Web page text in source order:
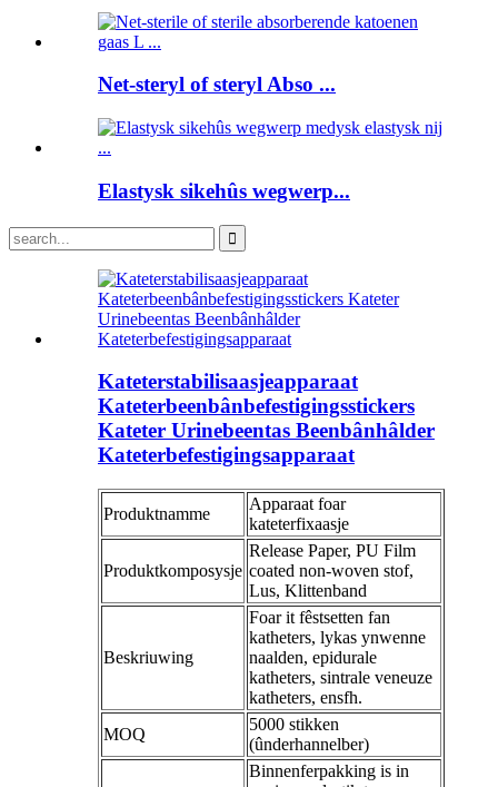
Net-steryl of steryl Abso ...
Elastysk sikehûs wegwerp...
Kateterstabilisaasjeapparaat
Kateterbeenbânbefestigingsstickers
Kateter Urinebeentas Beenbânhâlder
Kateterbefestigingsapparaat
Produktnamme
Apparaat foar
kateterfixaasje
Produktkomposysje
Release Paper, PU Film
coated non-woven stof,
Lus, Klittenband
Beskriuwing
Foar it fêstsetten fan
katheters, lykas ynwenne
naalden, epidurale
katheters, sintrale veneuze
katheters, ensfh.
MOQ
5000 stikken
(ûnderhannelber)
Binnenferpakking is in